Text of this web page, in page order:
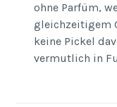
ohne Parfüm,
gleichzeitigem
keine Pickel
vermutlich in